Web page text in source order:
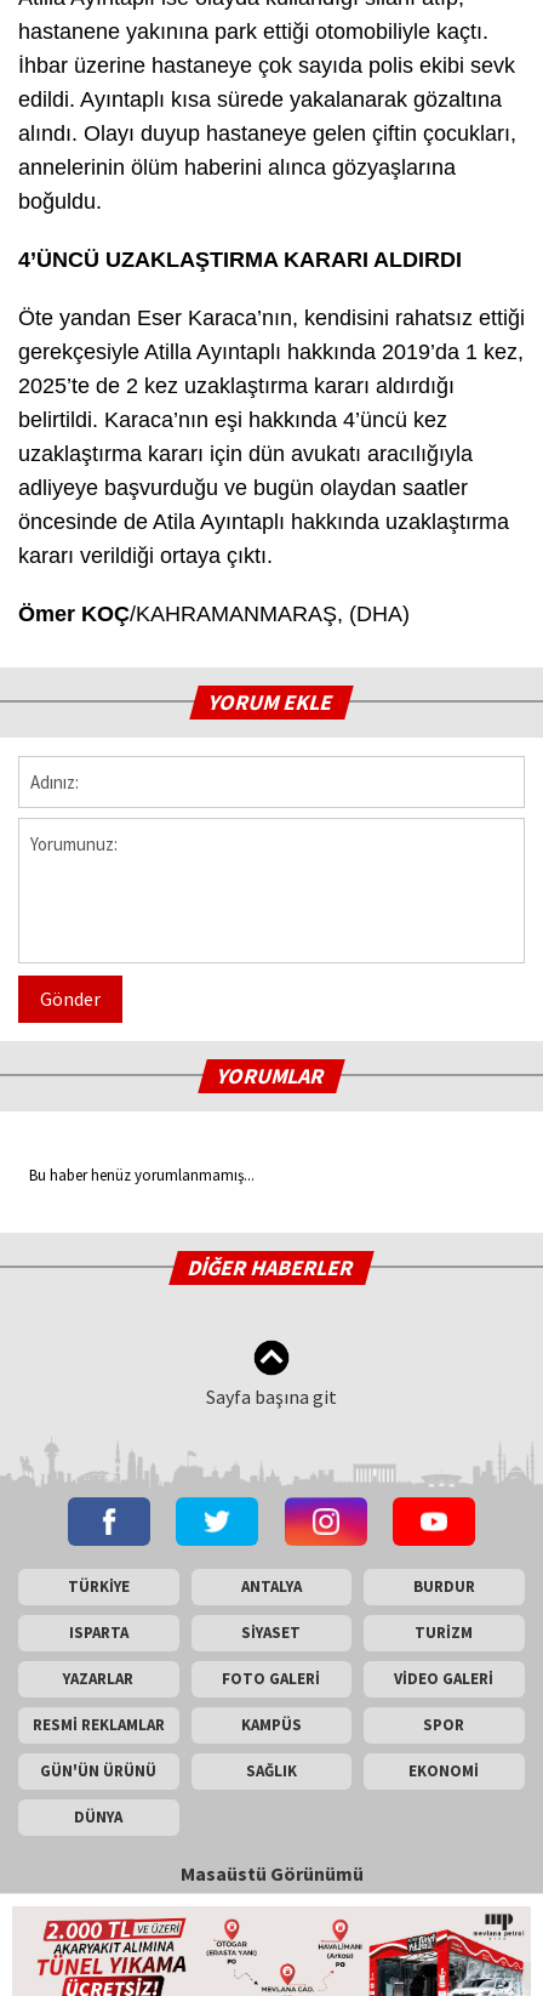
hastanene yakınına park ettiği otomobiliyle kaçtı.
İhbar üzerine hastaneye çok sayıda polis ekibi sevk
edildi. Ayıntaplı kısa sürede yakalanarak gözaltına
alındı. Olayı duyup hastaneye gelen çiftin çocukları,
annelerinin ölüm haberini alınca gözyaşlarına
boğuldu.
4’ÜNCÜ UZAKLAŞTIRMA KARARI ALDIRDI
Öte yandan Eser Karaca’nın, kendisini rahatsız ettiği
gerekçesiyle Atilla Ayıntaplı hakkında 2019’da 1 kez,
2025’te de 2 kez uzaklaştırma kararı aldırdığı
belirtildi. Karaca’nın eşi hakkında 4’üncü kez
uzaklaştırma kararı için dün avukatı aracılığıyla
adliyeye başvurduğu ve bugün olaydan saatler
öncesinde de Atila Ayıntaplı hakkında uzaklaştırma
kararı verildiği ortaya çıktı.
Ömer KOÇ/KAHRAMANMARAŞ, (DHA)
YORUM EKLE
Gönder
YORUMLAR
Bu haber henüz yorumlanmamış...
DİĞER HABERLER
Sayfa başına git
TÜRKİYE ANTALYA BURDUR
ISPARTA SİYASET TURİZM
YAZARLAR FOTO GALERİ VİDEO GALERİ
RESMİ REKLAMLAR KAMPÜS SPOR
GÜN'ÜN ÜRÜNÜ SAĞLIK EKONOMİ
DÜNYA
Masaüstü Görünümü
İletişim
Copyright © 2026 Gün Haber